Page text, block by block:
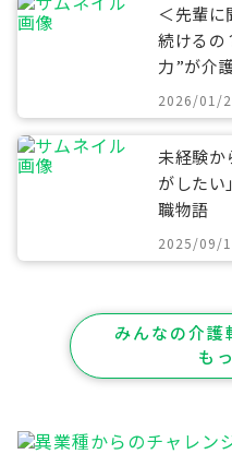
＜先輩に
続けるの
力”が介
寄り添う
2026/01/
未経験か
がしたい
職物語
2025/09/
みんなの介護
も